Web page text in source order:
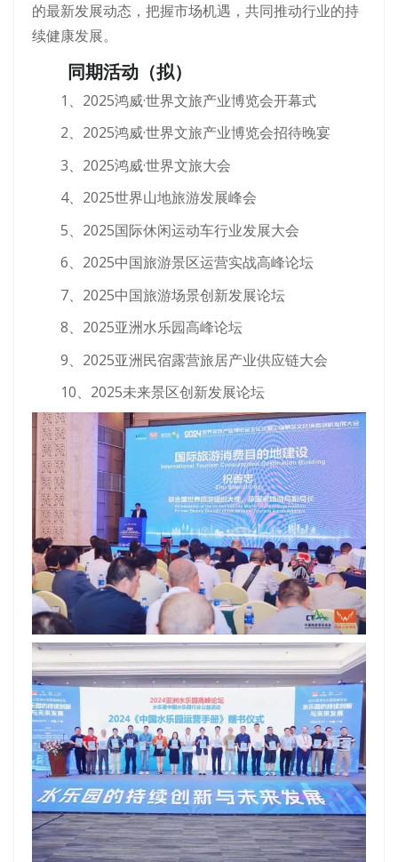
的最新发展动态，把握市场机遇，共同推动行业的持
续健康发展。
同期活动（拟）
1、2025鸿威·世界文旅产业博览会开幕式
2、2025鸿威·世界文旅产业博览会招待晚宴
3、2025鸿威·世界文旅大会
4、2025世界山地旅游发展峰会
5、2025国际休闲运动车行业发展大会
6、2025中国旅游景区运营实战高峰论坛
7、2025中国旅游场景创新发展论坛
8、2025亚洲水乐园高峰论坛
9、2025亚洲民宿露营旅居产业供应链大会
10、2025未来景区创新发展论坛